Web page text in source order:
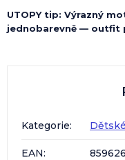
UTOPY tip: Výrazný
jednobarevně — outfit
Kategorie:
EAN: